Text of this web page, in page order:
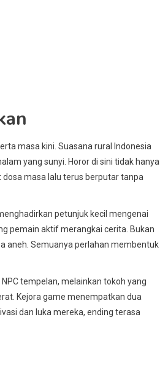
masa kini. Suasana rural Indonesia
yang sunyi. Horor di sini tidak hanya
masa lalu terus berputar tanpa
petunjuk kecil mengenai
pemain aktif merangkai cerita. Bukan
aneh. Semuanya perlahan membentuk
tempelan, melainkan tokoh yang
Kejora game menempatkan dua
dan luka mereka, ending terasa